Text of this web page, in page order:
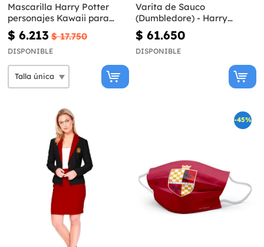
Mascarilla Harry Potter
personajes Kawaii para
adulto
$ 6.213 $ 17.750
DISPONIBLE
Varita de Sauco
(Dumbledore) - Harry
Potter
$ 61.650
DISPONIBLE
-45%